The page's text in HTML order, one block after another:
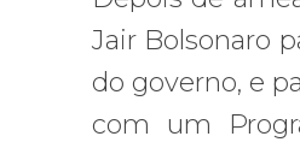
Jair Bolsonaro
do governo, e
com um